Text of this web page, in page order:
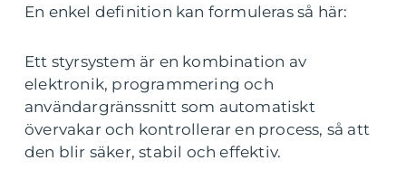
En enkel definition kan formuleras så här:
Ett styrsystem är en kombination av
elektronik, programmering och
användargränssnitt som automatiskt
övervakar och kontrollerar en process, så att
den blir säker, stabil och effektiv.